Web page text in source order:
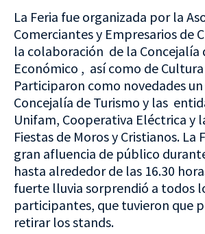
La Feria fue organizada por la
Comerciantes y Empresarios de
la colaboración de la Concejalía
Económico , así como de
Participaron como novedades
Concejalía de Turismo y las
Unifam, Cooperativa Eléctrica y
Fiestas de Moros y Cristianos. La
gran afluencia de público
hasta alrededor de las 16.30
fuerte lluvia sorprendió a todos
participantes, que tuvieron que
retirar los stands.